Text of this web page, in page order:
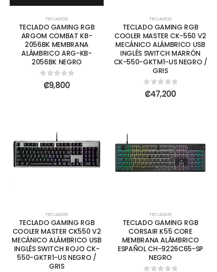
TECLADOS
TECLADO GAMING RGB
ARGOM COMBAT KB-
2056BK MEMBRANA
ALÁMBRICO ARG-KB-
2056BK NEGRO
out of 5
₡9,800
TECLADOS
TECLADO GAMING RGB
COOLER MASTER CK-550 V2
MECÁNICO ALÁMBRICO USB
INGLÉS SWITCH MARRÓN
CK-550-GKTM1-US NEGRO /
GRIS
0out of 5
₡47,200
TECLADOS
TECLADO GAMING RGB
COOLER MASTER CK550 V2
MECÁNICO ALÁMBRICO USB
INGLÉS SWITCH ROJO CK-
550-GKTR1-US NEGRO /
GRIS
TECLADOS
TECLADO GAMING RGB
CORSAIR K55 CORE
MEMBRANA ALÁMBRICO
ESPAÑOL CH-9226C65-SP
NEGRO